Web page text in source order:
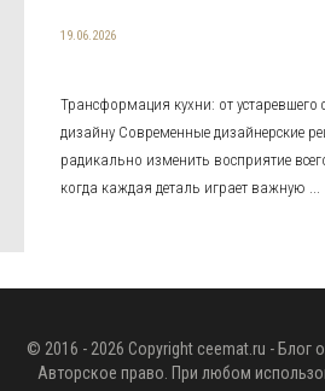
19.06.2026
Трансформация кухни: от устаревшего
дизайну Современные дизайнерские
радикально изменить восприятие
когда каждая деталь играет важную ...
© 2016 - 2026 Copyright ceemat.ru - Блог
Авторское право. При любом